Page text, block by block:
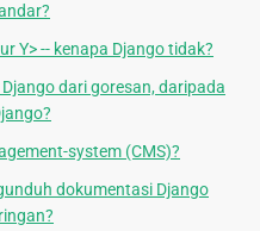
Y> -- kenapa Django tidak?
dari goresan, daripada
system (CMS)?
dokumentasi Django